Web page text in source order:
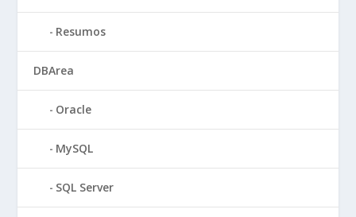
Resumos
DBArea
Oracle
MySQL
SQL Server